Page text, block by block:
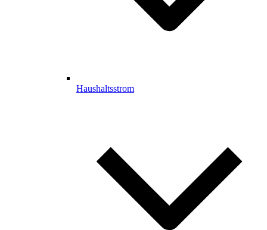
Haushaltsstrom